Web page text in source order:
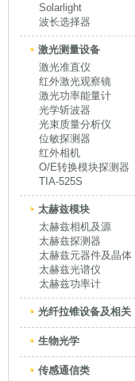
Solarlight
波长选择器
激光测量设备
激光准直仪
红外激光观察镜
激光功率能量计
光学斩波器
光束质量分析仪
位敏探测器
红外相机
O/E转换模块探测器
TIA-525S
太赫兹模块
太赫兹相机及源
太赫兹探测器
太赫兹元器件及晶体
太赫兹光谱仪
太赫兹功率计
光纤拉锥设备及相关
生物光学
传感通信类